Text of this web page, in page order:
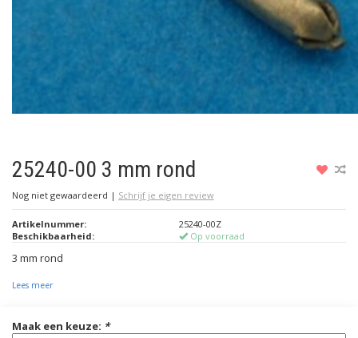
25240-00 3 mm rond
Nog niet gewaardeerd | Schrijf je eigen review
Artikelnummer:
25240-00Z
Beschikbaarheid:
Op voorraad
3 mm rond
Lees meer
Maak een keuze: *